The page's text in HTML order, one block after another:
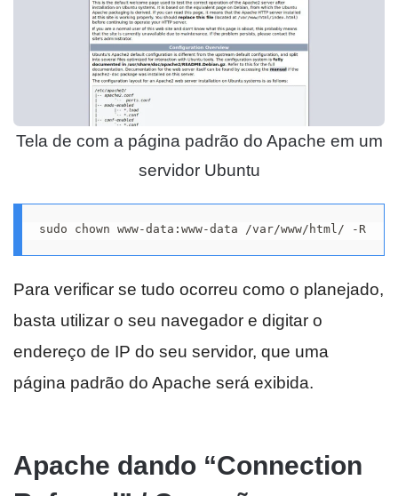
Tela de com a página padrão do Apache em um
servidor Ubuntu
sudo chown www-data:www-data /var/www/html/ -R
Para verificar se tudo ocorreu como o planejado,
basta utilizar o seu navegador e digitar o
endereço de IP do seu servidor, que uma
página padrão do Apache será exibida.
Apache dando “Connection